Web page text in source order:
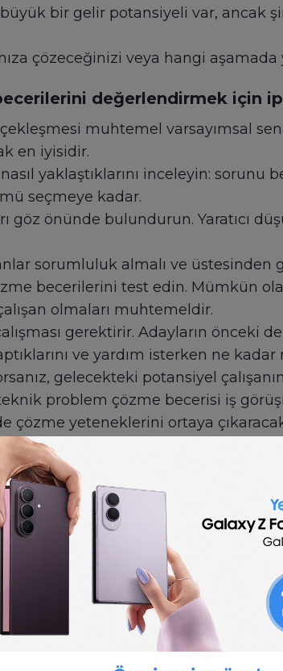
bir gelir potansiyeli var, ancak
çözeceğinizi veya hangi
değerlendirmek için
muhtemel varsayımsal
en iyisidir.
yaklaştıklarını inceleyin:
seçmeye kadar.
göz önünde bulundurun. Yaratıcı
sorumluluk almalı ve
becerilerini test edin. Mümkün
olmaları muhtemeldir.
gerektirir. Adayların önceki
ve yardım isterken ne
gelecekteki potansiyel
problem çözme becerisi iş
çözme yeteneklerini ortaya
🇬🇧
Problem-solving Interview
questions to discover how
they can provide effective
solving interview